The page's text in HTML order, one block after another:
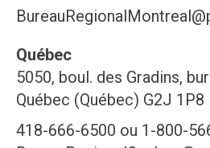
Québec
5050, boul. des Gradins,
Québec (Québec) G2J 1P8
418-666-6500 ou 1-800-